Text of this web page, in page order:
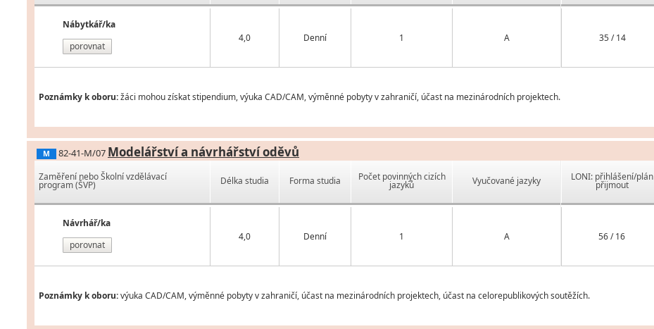
Nábytkář/ka
porovnat
4,0 Denní 1 A 35 / 14
Poznámky k oboru:žáci mohou získat stipendium, výuka CAD/CAM, výměnné pobyty v zahraničí, účast na mezinárodních projektech.
M 82-41-M/07 Modelářství a návrhářství oděvů
Zaměření nebo Školní vzdělávací
program (ŠVP)
Návrhář/ka
porovnat
Délka studia Forma studia Počet povinných cizích
jazyků Vyučované jazyky
4,0 Denní 1 A
LONI: přihlášení/plán
přijmout
56 / 16
Poznámky k oboru:výuka CAD/CAM, výměnné pobyty v zahraničí, účast na mezinárodních projektech, účast na celorepublikových soutěžích.